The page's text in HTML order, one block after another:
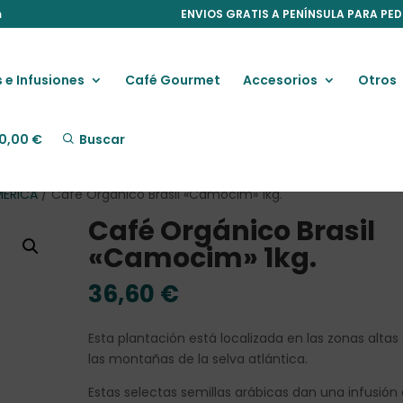
ENVIOS GRATIS A PENÍNSULA PARA
e Infusiones Café Gourmet Accesorios Otros
0,00 € Buscar
/ Café Orgánico Brasil «Camocim» 1kg.
Café Orgánico Brasil
«Camocim» 1kg.
36,60 €
Esta plantación está localizada en las zonas altas
las montañas de la selva atlántica.
Estas selectas semillas arábicas dan una infusión